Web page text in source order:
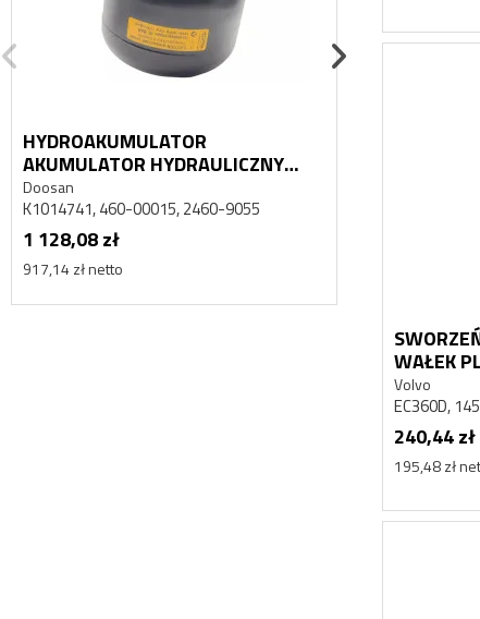
WAŁEK
EC360D
Volvo
EC360D,
240,44 zł
195,48 zł
HYDROAKUMULATOR
AKUMULATOR HYDRAULICZNY
DAEWOO DOOSAN MEGA 500
Doosan
K1014741, 460-00015, 2460-9055
1 128,08 zł
917,14 zł netto
DAEWOO
K1014741,